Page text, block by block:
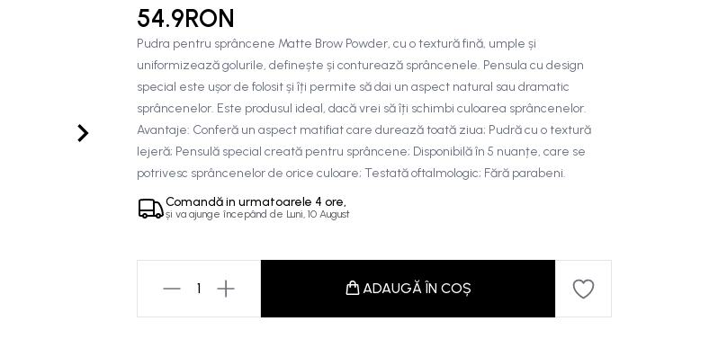
54.9RON
Pudra pentru sprâncene Matte Brow Powder, cu o textură fină, umple și
uniformizează golurile, definește și conturează sprâncenele. Pensula cu design
special este ușor de folosit și îți permite să dai un aspect natural sau dramatic
sprâncenelor. Este produsul ideal, dacă vrei să îți schimbi culoarea sprâncenelor.
Avantaje: Conferă un aspect matifiat care durează toată ziua; Pudră cu o textură
lejeră; Pensulă special creată pentru sprâncene; Disponibilă în 5 nuanțe, care se
potrivesc sprâncenelor de orice culoare; Testată oftalmologic; Fără parabeni.
Comandă in urmatoarele 4 ore,
și va ajunge începând de Luni, 10 August
1 ADAUGĂ ÎN COȘ